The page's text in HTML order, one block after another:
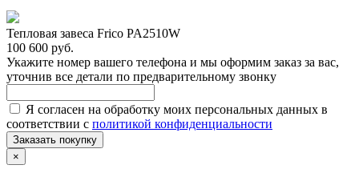
Тепловая завеса Frico PA2510W
100 600 руб.
Укажите номер вашего телефона и мы оформим заказ за вас,
уточнив все детали по предварительному звонку
Я согласен на обработку моих персональных данных в
соответствии с политикой конфиденциальности
Заказать покупку
×